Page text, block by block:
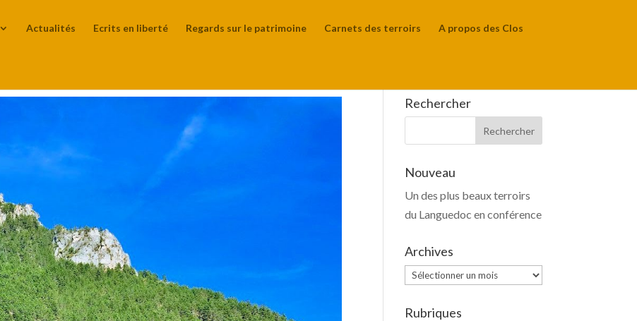
Actualités Ecrits en liberté Regards sur le patrimoine Carnets des terroirs A propos des Clos
Rechercher
Nouveau
Un des plus beaux terroirs
du Languedoc en conférence
Archives
Archives
Rubriques